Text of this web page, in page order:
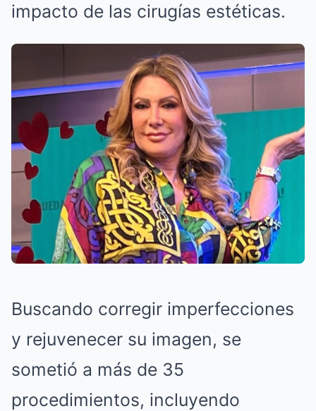
impacto de las cirugías estéticas.
Buscando corregir imperfecciones
y rejuvenecer su imagen, se
sometió a más de 35
procedimientos, incluyendo